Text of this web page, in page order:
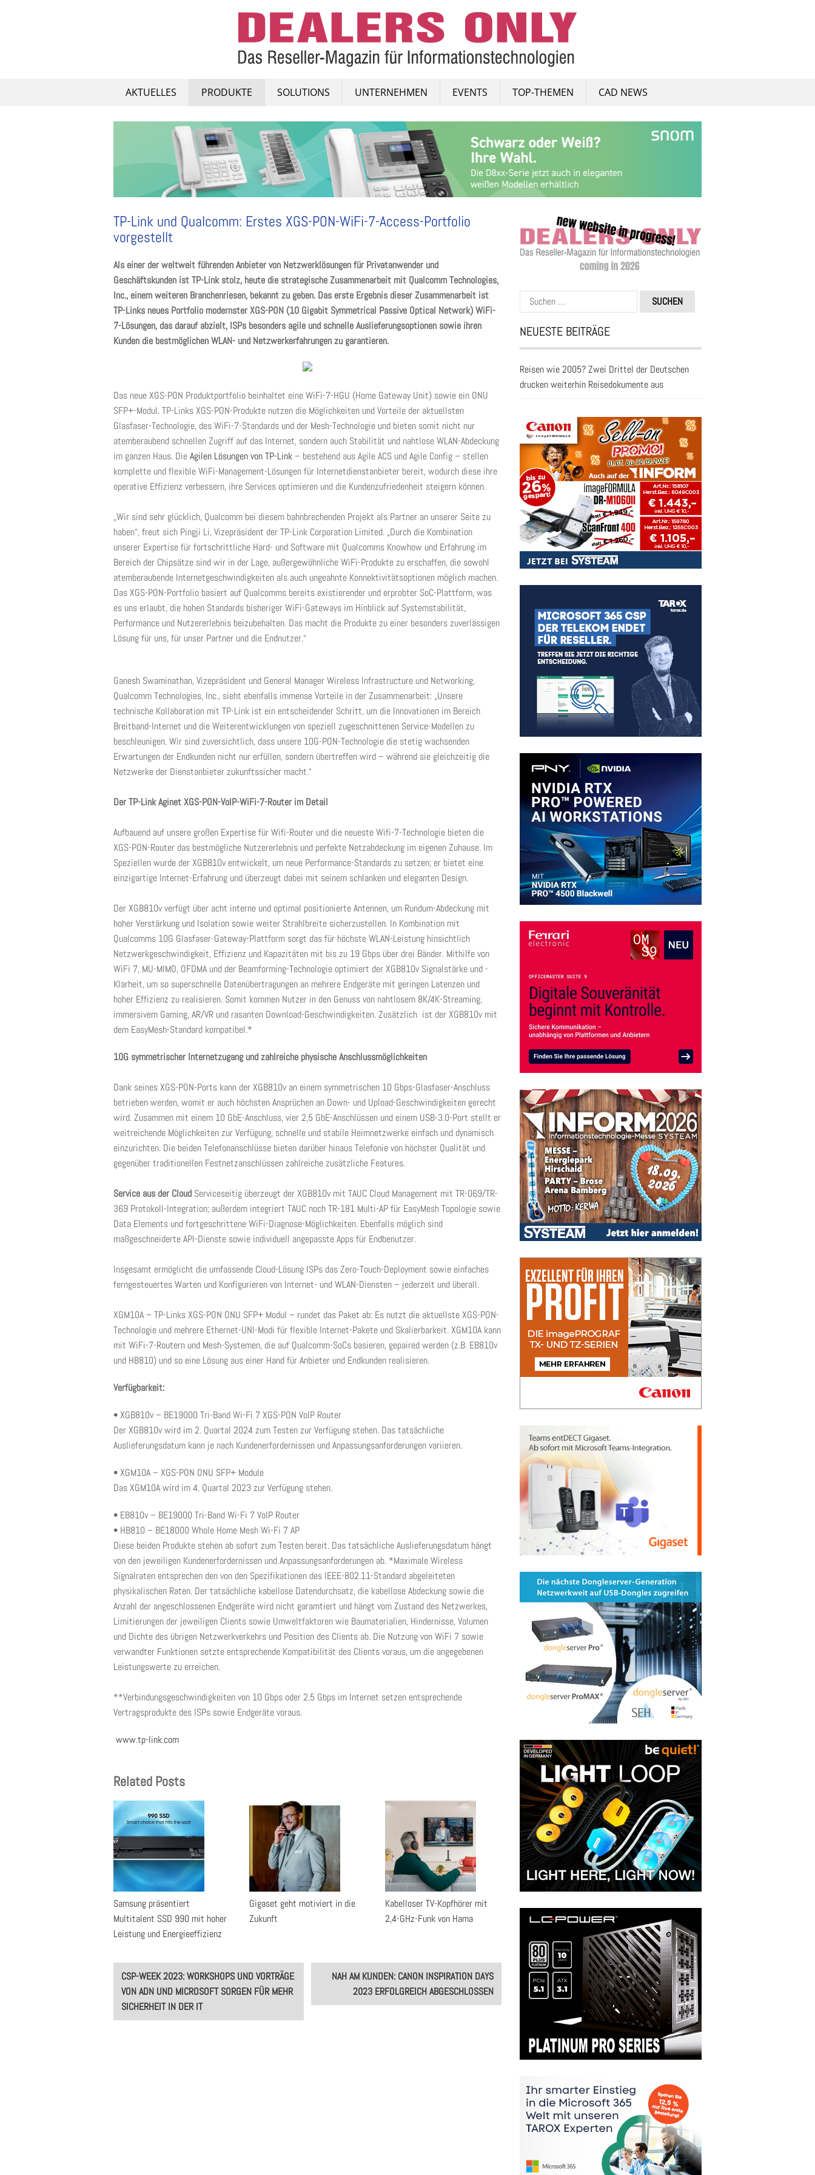
AKTUELLES PRODUKTE SOLUTIONS UNTERNEHMEN EVENTS TOP-THEMEN CAD NEWS
TP-Link und Qualcomm: Erstes XGS-PON-WiFi-7-Access-Portfolio
vorgestellt
Als einer der weltweit führenden Anbieter von Netzwerklösungen für Privatanwender und
Geschäftskunden ist TP-Link stolz, heute die strategische Zusammenarbeit mit Qualcomm Technologies,
Inc., einem weiteren Branchenriesen, bekannt zu geben. Das erste Ergebnis dieser Zusammenarbeit ist
TP-Links neues Portfolio modernster XGS-PON (10 Gigabit Symmetrical Passive Optical Network) WiFi-
7-Lösungen, das darauf abzielt, ISPs besonders agile und schnelle Auslieferungsoptionen sowie ihren
Kunden die bestmöglichen WLAN- und Netzwerkerfahrungen zu garantieren.
Das neue XGS-PON Produktportfolio beinhaltet eine WiFi-7-HGU (Home Gateway Unit) sowie ein ONU
SFP+-Modul. TP-Links XGS-PON-Produkte nutzen die Möglichkeiten und Vorteile der aktuellsten
Glasfaser-Technologie, des WiFi-7-Standards und der Mesh-Technologie und bieten somit nicht nur
atemberaubend schnellen Zugriff auf das Internet, sondern auch Stabilität und nahtlose WLAN-Abdeckung
im ganzen Haus. DieAgilen Lösungen von TP-Link– bestehend aus Agile ACS und Agile Config – stellen
komplette und flexible WiFi-Management-Lösungen für Internetdienstanbieter bereit, wodurch diese ihre
operative Effizienz verbessern, ihre Services optimieren und die Kundenzufriedenheit steigern können.
„Wir sind sehr glücklich, Qualcomm bei diesem bahnbrechenden Projekt als Partner an unserer Seite zu
haben“, freut sich Pingji Li, Vizepräsident der TP-Link Corporation Limited. „Durch die Kombination
unserer Expertise für fortschrittliche Hard- und Software mit Qualcomms Knowhow und Erfahrung im
Bereich der Chipsätze sind wir in der Lage, außergewöhnliche WiFi-Produkte zu erschaffen, die sowohl
atemberaubende Internetgeschwindigkeiten als auch ungeahnte Konnektivitätsoptionen möglich machen.
Das XGS-PON-Portfolio basiert auf Qualcomms bereits existierender und erprobter SoC-Plattform, was
es uns erlaubt, die hohen Standards bisheriger WiFi-Gateways im Hinblick auf Systemstabilität,
Performance und Nutzererlebnis beizubehalten. Das macht die Produkte zu einer besonders zuverlässigen
Lösung für uns, für unser Partner und die Endnutzer.“
Ganesh Swaminathan, Vizepräsident und General Manager Wireless Infrastructure und Networking,
Qualcomm Technologies, Inc., sieht ebenfalls immense Vorteile in der Zusammenarbeit: „Unsere
technische Kollaboration mit TP-Link ist ein entscheidender Schritt, um die Innovationen im Bereich
Breitband-Internet und die Weiterentwicklungen von speziell zugeschnittenen Service-Modellen zu
beschleunigen. Wir sind zuversichtlich, dass unsere 10G-PON-Technologie die stetig wachsenden
Erwartungen der Endkunden nicht nur erfüllen, sondern übertreffen wird – während sie gleichzeitig die
Netzwerke der Dienstanbieter zukunftssicher macht.“
Der TP-Link Aginet XGS-PON-VoIP-WiFi-7-Router im Detail
Aufbauend auf unsere großen Expertise für Wifi-Router und die neueste Wifi-7-Technologie bieten die
XGS-PON-Router das bestmögliche Nutzererlebnis und perfekte Netzabdeckung im eigenen Zuhause. Im
Speziellen wurde der XGB810v entwickelt, um neue Performance-Standards zu setzen; er bietet eine
einzigartige Internet-Erfahrung und überzeugt dabei mit seinem schlanken und eleganten Design.
Der XGB810v verfügt über acht interne und optimal positionierte Antennen, um Rundum-Abdeckung mit
hoher Verstärkung und Isolation sowie weiter Strahlbreite sicherzustellen. In Kombination mit
Qualcomms 10G Glasfaser-Gateway-Plattform sorgt das für höchste WLAN-Leistung hinsichtlich
Netzwerkgeschwindigkeit, Effizienz und Kapazitäten mit bis zu 19 Gbps über drei Bänder. Mithilfe von
WiFi 7, MU-MIMO, OFDMA und der Beamforming-Technologie optimiert der XGB810v Signalstärke und -
Klarheit, um so superschnelle Datenübertragungen an mehrere Endgeräte mit geringen Latenzen und
hoher Effizienz zu realisieren. Somit kommen Nutzer in den Genuss von nahtlosem 8K/4K-Streaming,
immersivem Gaming, AR/VR und rasanten Download-Geschwindigkeiten. Zusätzlich ist der XGB810v mit
dem EasyMesh-Standard kompatibel.*
10G symmetrischer Internetzugang und zahlreiche physische Anschlussmöglichkeiten
Dank seines XGS-PON-Ports kann der XGB810v an einem symmetrischen 10 Gbps-Glasfaser-Anschluss
betrieben werden, womit er auch höchsten Ansprüchen an Down- und Upload-Geschwindigkeiten gerecht
wird. Zusammen mit einem 10 GbE-Anschluss, vier 2,5 GbE-Anschlüssen und einem USB-3.0-Port stellt er
weitreichende Möglichkeiten zur Verfügung, schnelle und stabile Heimnetzwerke einfach und dynamisch
einzurichten. Die beiden Telefonanschlüsse bieten darüber hinaus Telefonie von höchster Qualität und
gegenüber traditionellen Festnetzanschlüssen zahlreiche zusätzliche Features.
Service aus der Cloud Serviceseitig überzeugt der XGB810v mit TAUC Cloud Management mit TR-069/TR-
369 Protokoll-Integration; außerdem integriert TAUC noch TR-181 Multi-AP für EasyMesh Topologie sowie
Data Elements und fortgeschrittene WiFi-Diagnose-Möglichkeiten. Ebenfalls möglich sind
maßgeschneiderte API-Dienste sowie individuell angepasste Apps für Endbenutzer.
Insgesamt ermöglicht die umfassende Cloud-Lösung ISPs das Zero-Touch-Deployment sowie einfaches
ferngesteuertes Warten und Konfigurieren von Internet- und WLAN-Diensten – jederzeit und überall.
XGM10A – TP-Links XGS-PON ONU SFP+ Modul – rundet das Paket ab: Es nutzt die aktuellste XGS-PON-
Technologie und mehrere Ethernet-UNI-Modi für flexible Internet-Pakete und Skalierbarkeit. XGM10A kann
mit WiFi-7-Routern und Mesh-Systemen, die auf Qualcomm-SoCs basieren, gepaired werden (z.B. EB810v
und HB810) und so eine Lösung aus einer Hand für Anbieter und Endkunden realisieren.
Verfügbarkeit:
• XGB810v – BE19000 Tri-Band Wi-Fi 7 XGS-PON VoIP Router
Der XGB810v wird im 2. Quartal 2024 zum Testen zur Verfügung stehen. Das tatsächliche
Auslieferungsdatum kann je nach Kundenerfordernissen und Anpassungsanforderungen variieren.
• XGM10A – XGS-PON ONU SFP+ Module
Das XGM10A wird im 4. Quartal 2023 zur Verfügung stehen.
• EB810v – BE19000 Tri-Band Wi-Fi 7 VoIP Router
• HB810 – BE18000 Whole Home Mesh Wi-Fi 7 AP
Diese beiden Produkte stehen ab sofort zum Testen bereit. Das tatsächliche Auslieferungsdatum hängt
von den jeweiligen Kundenerfordernissen und Anpassungsanforderungen ab. *Maximale Wireless
Signalraten entsprechen den von den Spezifikationen des IEEE-802.11-Standard abgeleiteten
physikalischen Raten. Der tatsächliche kabellose Datendurchsatz, die kabellose Abdeckung sowie die
Anzahl der angeschlossenen Endgeräte wird nicht garamtiert und hängt vom Zustand des Netzwerkes,
Limitierungen der jeweiligen Clients sowie Umweltfaktoren wie Baumaterialien, Hindernisse, Volumen
und Dichte des übrigen Netzwerkverkehrs und Position des Clients ab. Die Nutzung von WiFi 7 sowie
verwandter Funktionen setzte entsprechende Kompatibilität des Clients voraus, um die angegebenen
Leistungswerte zu erreichen.
**Verbindungsgeschwindigkeiten von 10 Gbps oder 2.5 Gbps im Internet setzen entsprechende
Vertragsprodukte des ISPs sowie Endgeräte voraus.
www.tp-link.com
Related Posts
Samsung präsentiert
Multitalent SSD 990 mit hoher
Leistung und Energieeffizienz
Gigaset geht motiviert in die
Zukunft
Kabelloser TV-Kopfhörer mit
2,4-GHz-Funk von Hama
Post
navigation
CSP-WEEK 2023: WORKSHOPS UND VORTRÄGE
VON ADN UND MICROSOFT SORGEN FÜR MEHR
SICHERHEIT IN DER IT
NAH AM KUNDEN: CANON INSPIRATION DAYS
2023 ERFOLGREICH ABGESCHLOSSEN
Suchen
nach:
NEUESTE BEITRÄGE
Reisen wie 2005? Zwei Drittel der Deutschen
drucken weiterhin Reisedokumente aus